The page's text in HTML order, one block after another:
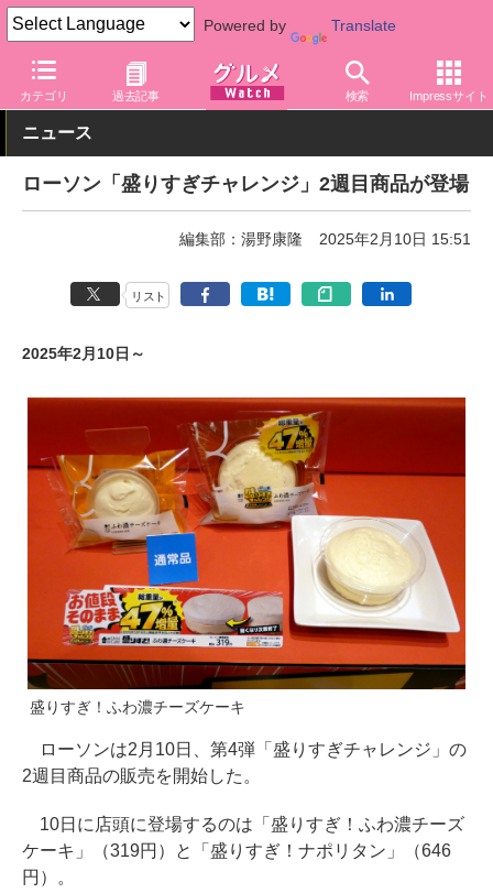
Powered by Translate
カテゴリ 過去記事 検索 Impressサイト
グルメ Watch 店舗 コンビニ ローソン
ニュース
ローソン「盛りすぎチャレンジ」2週目商品が登場
編集部：湯野康隆 2025年2月10日 15:51
リスト
2025年2月10日～
盛りすぎ！ふわ濃チーズケーキ
ローソンは2月10日、第4弾「盛りすぎチャレンジ」の
2週目商品の販売を開始した。
10日に店頭に登場するのは「盛りすぎ！ふわ濃チーズ
ケーキ」（319円）と「盛りすぎ！ナポリタン」（646
円）。